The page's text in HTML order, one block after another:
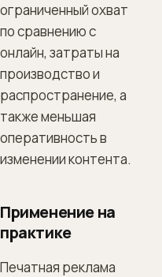
ограниченный охват
по сравнению с
онлайн, затраты на
производство и
распространение, а
также меньшая
оперативность в
изменении контента.
Применение на
практике
Печатная реклама